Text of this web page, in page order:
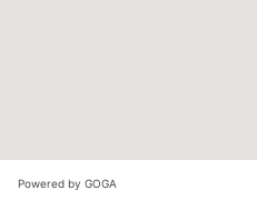
Powered by GOGA